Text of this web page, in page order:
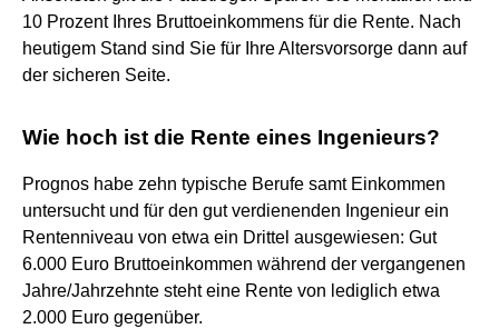
10 Prozent Ihres Bruttoeinkommens für die Rente. Nach
heutigem Stand sind Sie für Ihre Altersvorsorge dann auf
der sicheren Seite.
Wie hoch ist die Rente eines Ingenieurs?
Prognos habe zehn typische Berufe samt Einkommen
untersucht und für den gut verdienenden Ingenieur ein
Rentenniveau von etwa ein Drittel ausgewiesen: Gut
6.000 Euro Bruttoeinkommen während der vergangenen
Jahre/Jahrzehnte steht eine Rente von lediglich etwa
2.000 Euro gegenüber.